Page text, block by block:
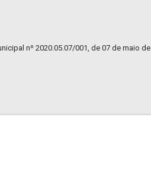
nº 2020.05.07/001, de 07 de maio de